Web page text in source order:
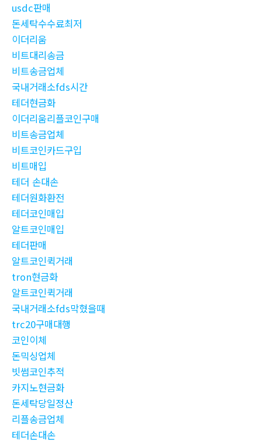
usdc판매
돈세탁수수료최저
이더리움
비트대리송금
비트송금업체
국내거래소fds시간
테더현금화
이더리움리플코인구매
비트송금업체
비트코인카드구입
비트매입
테더 손대손
테더원화환전
테더코인매입
알트코인매입
테더판매
알트코인퀵거래
tron현금화
알트코인퀵거래
국내거래소fds막혔을때
trc20구매대행
코인이체
돈믹싱업체
빗썸코인추적
카지노현금화
돈세탁당일정산
리플송금업체
테더손대손